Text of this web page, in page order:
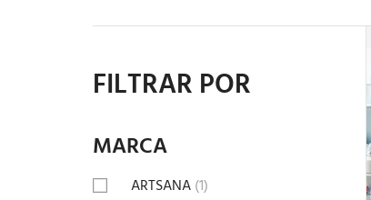
FILTRAR POR
MARCA
ARTSANA(1)